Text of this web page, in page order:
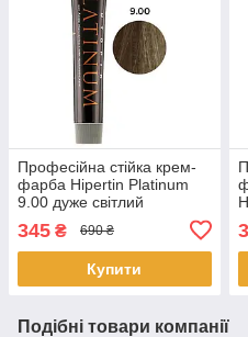
Професійна стійка крем-
фарба Hipertin Platinum
9.00 дуже світлий
натуральний блонд 60 мл
345 ₴ 690 ₴
Купити
Подібні товари компанії